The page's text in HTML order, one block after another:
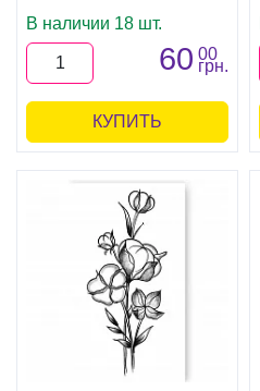
В наличии 18 шт.
60 00
грн.
КУПИТЬ